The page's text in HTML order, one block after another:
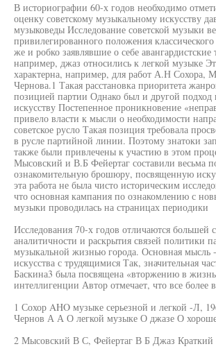
В историографии 60-х годов необходимо
оценку советскому музыкальному искусству
музыковеды Исследование советской музыки
привилегированного положения классического
же и робко заявлявшие о себе авангардистские
например, джаз относились к легкой музыке
характерна, например, для работ А.Н Сохора,
Чернова.1 Такая расстановка приоритета
позицией партии Однако был и другой подход
искусству Постепенное проникновение
привело власти к мысли о необходимости
советское русло Такая позиция требовала
в русле партийной линии. Поэтому знатоки
также были привлечены к участию в этом
Мысовский и В.Б Фейертаг составили весьма
ознакомительную брошюру, посвященную
эта работа не была чисто историческим
что основная кампания по ознакомлению с
музыки проводилась на страницах периодики
Исследования 70-х годов отличаются большей
аналитичности и раскрытия связей политики
музыкальной жизнью города. Основная мысль -
искусства с трудящимися Так, значительная
Баскина3 была посвящена «вторжению в
интеллигенции Автор отмечает, что все более
1 Сохор AHO музыке серьезной и легкой -Л,
Чернов А А О легкой музыке О джазе О
2 Мысовский В С, Фейертаг В Б Джаз Краткий